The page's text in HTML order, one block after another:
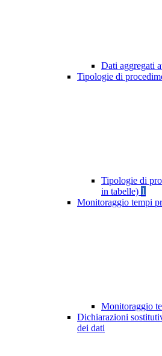
Dati aggregati
Tipologie di
Tipologie di
in tabelle) 1
Monitoraggio tempi
Monitoraggio
Dichiarazioni
dei dati